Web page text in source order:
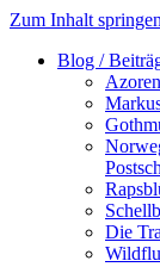
Zum Inhalt springen
Blog /
Die